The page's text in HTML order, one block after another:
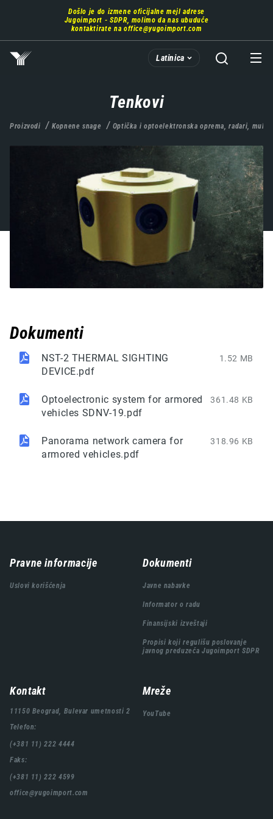
glavni
deo
sadržaja
Došlo je do izmene oficijalne mejl adrese
Jugoimport - SDPR, molimo da nas ubuduće
kontaktirate na office@yugoimport.com
Latinica
Tenkovi
Proizvodi Kopnene snage Optička i optoelektronska oprema, radari,
Dokumenti
NST-2 THERMAL SIGHTING
DEVICE.pdf
1.52 MB
Optoelectronic system for armored
vehicles SDNV-19.pdf
361.48 KB
Panorama network camera for
armored vehicles.pdf
318.96 KB
Навигација
подножја
Pravne informacije
Uslovi korišćenja
Dokumenti
Javne nabavke
Informator o radu
Finansijski izveštaji
Propisi koji regulišu poslovanje
javnog preduzeća Jugoimport SDPR
Kontakt
11150 Beograd, Bulevar umetnosti 2
Telefon:
(+381 11) 222 4444
Faks:
(+381 11) 222 4599
office@yugoimport.com
Mreže
YouTube